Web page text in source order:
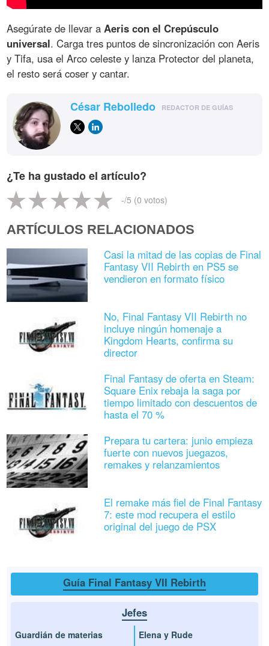
Asegúrate de llevar aAeris con el Crepúsculo
universal. Carga tres puntos de sincronización con Aeris
y Tifa, usa el Arco celeste y lanza Protector del planeta,
el resto será coser y cantar.
César Rebolledo REDACTOR DE GUÍAS
¿Te ha gustado el artículo?
-/5 (0 votos)
ARTÍCULOS RELACIONADOS
Casi la mitad de las copias de Final
Fantasy VII Rebirth en PS5 se
vendieron en formato físico
No, Final Fantasy VII Rebirth no
incluye ningún homenaje a
Kingdom Hearts, confirma su
director
Final Fantasy de oferta en Steam:
Square Enix rebaja la saga por
tiempo limitado con descuentos de
hasta el 70 %
Prepara tu cartera: junio empieza
fuerte con nuevos juegazos,
remakes y relanzamientos
El remake más fiel de Final Fantasy
7: este mod recupera el estilo
original del juego de PSX
Guía Final Fantasy VII Rebirth
Jefes
Guardián de materias
Elena y Rude